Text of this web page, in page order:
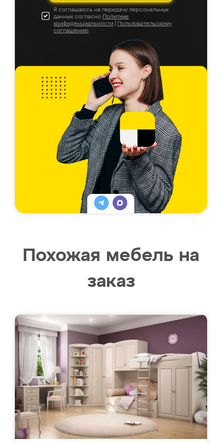
Я соглашаюсь на передачу персональных
данных согласно Политике
конфиденциальности
Пользовательскому
соглашению
Похожая мебель на
заказ